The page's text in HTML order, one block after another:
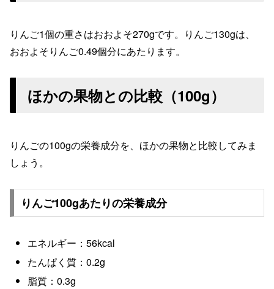
りんご1個の重さはおおよそ270gです。りんご130gは、
おおよそりんご0.49個分にあたります。
ほかの果物との比較（100g）
りんごの100gの栄養成分を、ほかの果物と比較してみま
しょう。
りんご100gあたりの栄養成分
エネルギー：56kcal
たんぱく質：0.2g
脂質：0.3g